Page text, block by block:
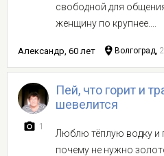
свободной для
женщину по крупнее....
Александр, 60 лет Волгоград,
1
Пей, что горит и
шевелится
Люблю тёплую водку и
почему не нужно